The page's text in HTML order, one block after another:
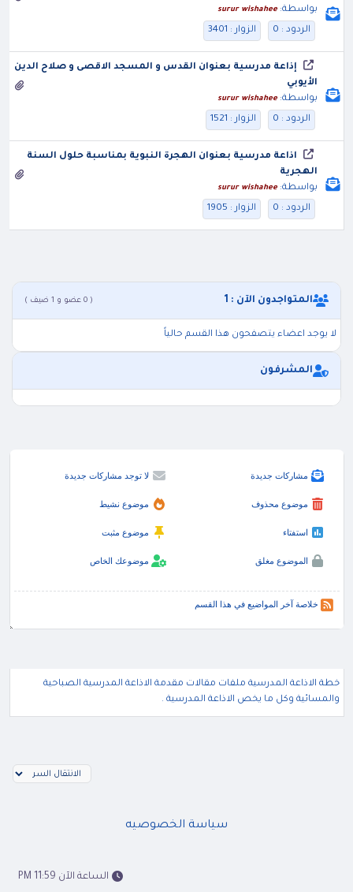
بواسطة:surur wishahee
الردود : 0 الزوار : 3401
إذاعة مدرسية بعنوان القدس و المسجد الاقصى و صلاح الدين
الأيوبي
بواسطة:surur wishahee
الردود : 0 الزوار : 1521
اذاعة مدرسية بعنوان الهجرة النبوية بمناسبة حلول السنة
الهجرية
بواسطة:surur wishahee
الردود : 0 الزوار : 1905
المتواجدون الآن : 1 ( 0 عضو و 1 ضيف )
لا يوجد اعضاء يتصفحون هذا القسم حالياً
المشرفون
مشاركات جديدة لا توجد مشاركات جديدة
موضوع محذوف موضوع نشيط
استفتاء موضوع مثبت
الموضوع مغلق موضوعك الخاص
خلاصة آخر المواضيع في هذا القسم
خطة الاذاعة المدرسية ملفات مقالات مقدمة الاذاعة المدرسية الصباحية
والمسائية وكل ما يخص الاذاعة المدرسية .
سياسة الخصوصيه
الساعة الآن 11:59 PM